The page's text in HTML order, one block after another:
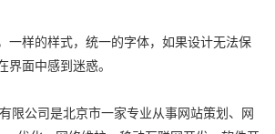
一样的样式，统一的字体，如果设计无法保
界面中感到迷惑。
限公司是北京市一家专业从事网站策划、网